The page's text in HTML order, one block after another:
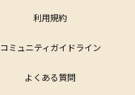
利用規約
コミュニティガイドライン
よくある質問